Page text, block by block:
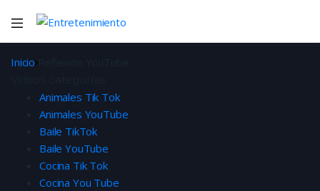
Inicio
Animales Tik Tok
Animales YouTube
Baile TikTok
Baile YouTube
Cocina Tik Tok
Cocina You Tube